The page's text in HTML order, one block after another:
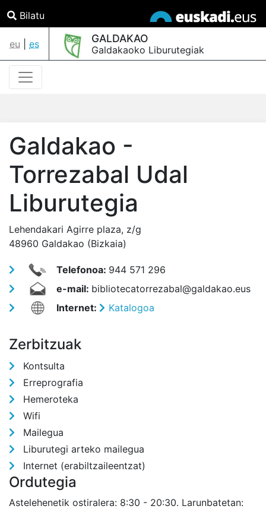
Bilatu
eu es GALDAKAO
Galdakaoko Liburutegiak
Galdakao -
Torrezabal Udal
Liburutegia
Lehendakari Agirre plaza, z/g
48960 Galdakao (Bizkaia)
Telefonoa: 944 571 296
e-mail: bibliotecatorrezabal@galdakao.eus
Internet:
Katalogoa
Zerbitzuak
Kontsulta
Erreprografia
Hemeroteka
Wifi
Mailegua
Liburutegi arteko mailegua
Internet (erabiltzaileentzat)
Ordutegia
Astelehenetik ostiralera: 8:30 - 20:30. Larunbatetan: